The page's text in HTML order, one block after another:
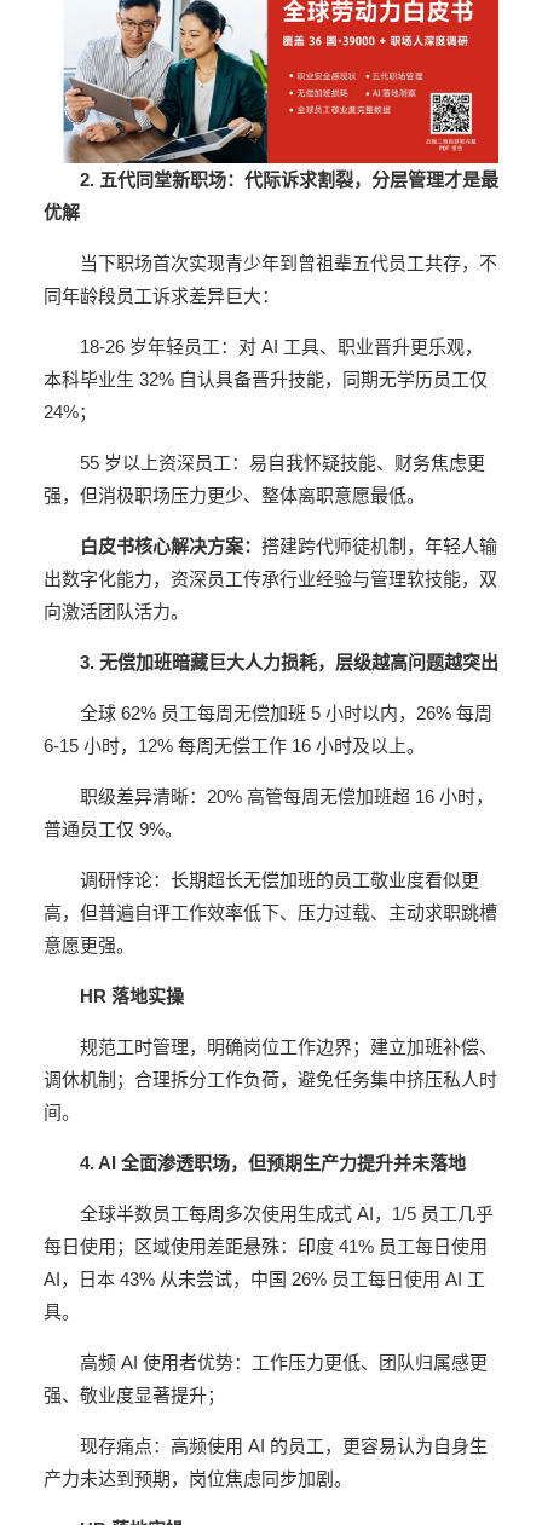
2. 五代同堂新职场：代际诉求割裂，分层管理才是最
优解
当下职场首次实现青少年到曾祖辈五代员工共存，不
同年龄段员工诉求差异巨大：
18-26 岁年轻员工：对 AI 工具、职业晋升更乐观，
本科毕业生 32% 自认具备晋升技能，同期无学历员工仅
24%；
55 岁以上资深员工：易自我怀疑技能、财务焦虑更
强，但消极职场压力更少、整体离职意愿最低。
白皮书核心解决方案： 搭建跨代师徒机制，年轻人输
出数字化能力，资深员工传承行业经验与管理软技能，双
向激活团队活力。
3. 无偿加班暗藏巨大人力损耗，层级越高问题越突出
全球 62% 员工每周无偿加班 5 小时以内，26% 每周
6-15 小时，12% 每周无偿工作 16 小时及以上。
职级差异清晰：20% 高管每周无偿加班超 16 小时，
普通员工仅 9%。
调研悖论：长期超长无偿加班的员工敬业度看似更
高，但普遍自评工作效率低下、压力过载、主动求职跳槽
意愿更强。
HR 落地实操
规范工时管理，明确岗位工作边界；建立加班补偿、
调休机制；合理拆分工作负荷，避免任务集中挤压私人时
间。
4. AI 全面渗透职场，但预期生产力提升并未落地
全球半数员工每周多次使用生成式 AI，1/5 员工几乎
每日使用；区域使用差距悬殊：印度 41% 员工每日使用
AI，日本 43% 从未尝试，中国 26% 员工每日使用 AI 工
具。
高频 AI 使用者优势：工作压力更低、团队归属感更
强、敬业度显著提升；
现存痛点：高频使用 AI 的员工，更容易认为自身生
产力未达到预期，岗位焦虑同步加剧。